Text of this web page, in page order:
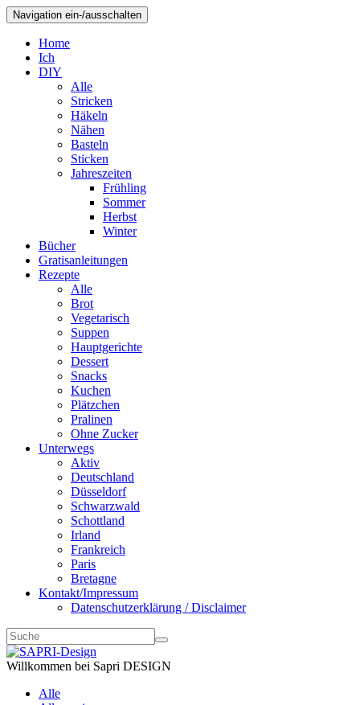
Navigation ein-/ausschalten
Home
Ich
DIY
Alle
Stricken
Häkeln
Nähen
Basteln
Sticken
Jahreszeiten
Frühling
Sommer
Herbst
Winter
Bücher
Gratisanleitungen
Rezepte
Alle
Brot
Vegetarisch
Suppen
Hauptgerichte
Dessert
Snacks
Kuchen
Plätzchen
Pralinen
Ohne Zucker
Unterwegs
Aktiv
Deutschland
Düsseldorf
Schwarzwald
Schottland
Irland
Frankreich
Paris
Bretagne
Kontakt/Impressum
Datenschutzerklärung / Disclaimer
Willkommen bei Sapri DESIGN
Alle